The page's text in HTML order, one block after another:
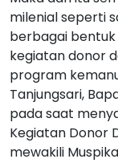
milenial seperti
berbagai
kegiatan donor
program
Tanjungsari,
pada saat
Kegiatan Donor
mewakili